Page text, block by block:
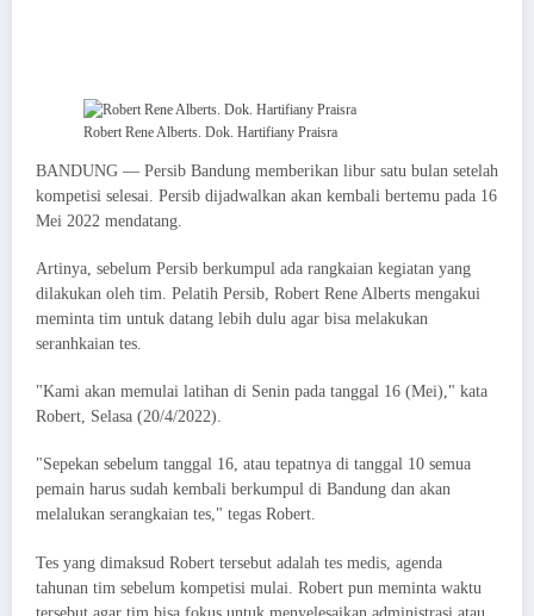
Robert Rene Alberts. Dok. Hartifiany Praisra
BANDUNG — Persib Bandung memberikan libur satu bulan setelah
kompetisi selesai. Persib dijadwalkan akan kembali bertemu pada 16
Mei 2022 mendatang.
Artinya, sebelum Persib berkumpul ada rangkaian kegiatan yang
dilakukan oleh tim. Pelatih Persib, Robert Rene Alberts mengakui
meminta tim untuk datang lebih dulu agar bisa melakukan
seranhkaian tes.
"Kami akan memulai latihan di Senin pada tanggal 16 (Mei)," kata
Robert, Selasa (20/4/2022).
"Sepekan sebelum tanggal 16, atau tepatnya di tanggal 10 semua
pemain harus sudah kembali berkumpul di Bandung dan akan
melalukan serangkaian tes," tegas Robert.
Tes yang dimaksud Robert tersebut adalah tes medis, agenda
tahunan tim sebelum kompetisi mulai. Robert pun meminta waktu
tersebut agar tim bisa fokus untuk menyelesaikan administrasi atau